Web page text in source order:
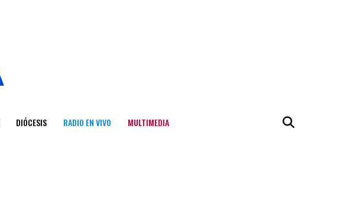
DIÓCESIS RADIO EN VIVO MULTIMEDIA